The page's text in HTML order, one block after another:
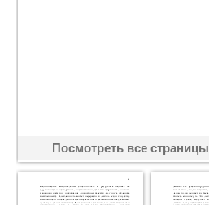
Посмотреть все страницы